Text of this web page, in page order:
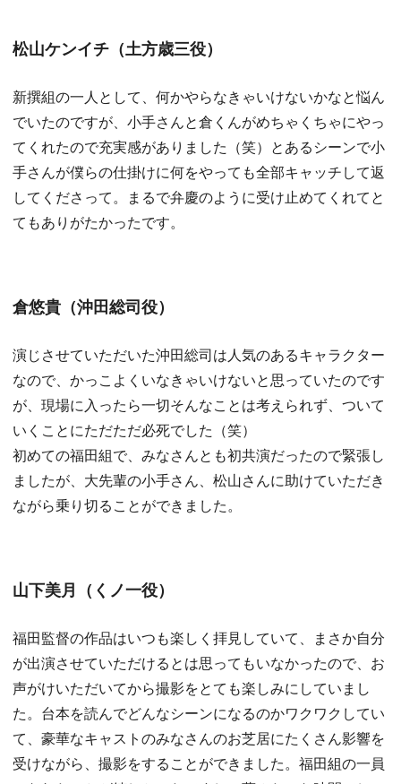
松山ケンイチ（土方歳三役）
新撰組の一人として、何かやらなきゃいけないかなと悩ん
でいたのですが、小手さんと倉くんがめちゃくちゃにやっ
てくれたので充実感がありました（笑）とあるシーンで小
手さんが僕らの仕掛けに何をやっても全部キャッチして返
してくださって。まるで弁慶のように受け止めてくれてと
てもありがたかったです。
倉悠貴（沖田総司役）
演じさせていただいた沖田総司は人気のあるキャラクター
なので、かっこよくいなきゃいけないと思っていたのです
が、現場に入ったら一切そんなことは考えられず、ついて
いくことにただただ必死でした（笑）
初めての福田組で、みなさんとも初共演だったので緊張し
ましたが、大先輩の小手さん、松山さんに助けていただき
ながら乗り切ることができました。
山下美月（くノ一役）
福田監督の作品はいつも楽しく拝見していて、まさか自分
が出演させていただけるとは思ってもいなかったので、お
声がけいただいてから撮影をとても楽しみにしていまし
た。台本を読んでどんなシーンになるのかワクワクしてい
て、豪華なキャストのみなさんのお芝居にたくさん影響を
受けながら、撮影をすることができました。福田組の一員